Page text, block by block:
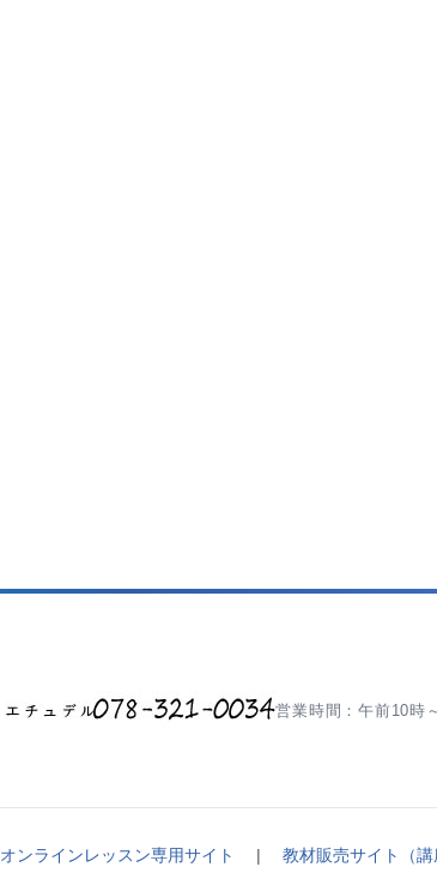
営業時間：午前10時
オンラインレッスン専用サイト | 教材販売サイト（講